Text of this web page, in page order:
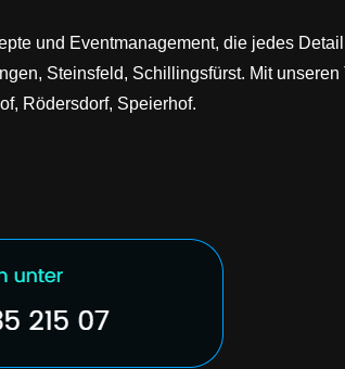
und Eventmanagement, die jedes
Steinsfeld, Schillingsfürst. Mit
Rödersdorf, Speierhof.